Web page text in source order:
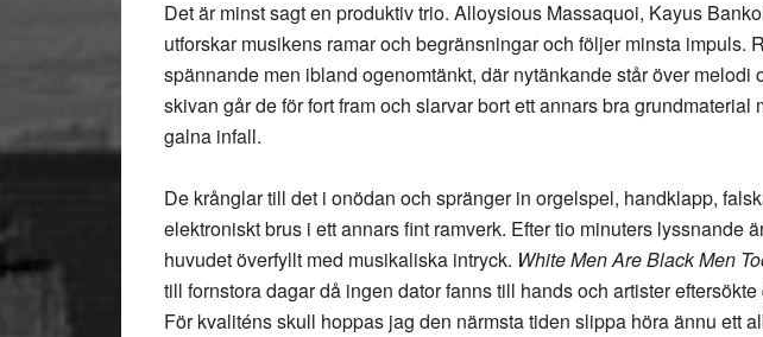
Det är minst sagt en produktiv trio. Alloysious Massaquoi, Kayus
utforskar musikens ramar och begränsningar och följer minsta impuls.
spännande men ibland ogenomtänkt, där nytänkande står över melodi
skivan går de för fort fram och slarvar bort ett annars bra grundmaterial
galna infall.
De krånglar till det i onödan och spränger in orgelspel, handklapp,
elektroniskt brus i ett annars fint ramverk. Efter tio minuters lyssnande
huvudet överfyllt med musikaliska intryck. White Men Are Black Men
till fornstora dagar då ingen dator fanns till hands och artister
För kvaliténs skull hoppas jag den närmsta tiden slippa höra ännu ett